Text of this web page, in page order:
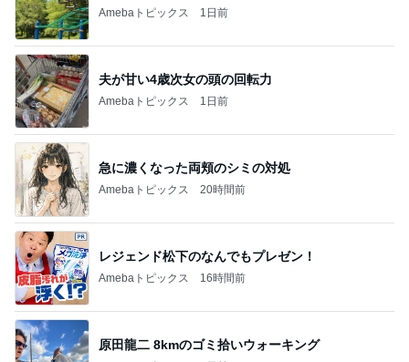
Amebaトピックス 1日前
夫が甘い4歳次女の頭の回転力
Amebaトピックス 1日前
急に濃くなった両頬のシミの対処
Amebaトピックス 20時間前
レジェンド松下のなんでもプレゼン！
Amebaトピックス 16時間前
原田龍二 8kmのゴミ拾いウォーキング